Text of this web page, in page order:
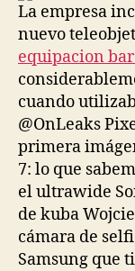
La empresa
nuevo
equipacion
cuando
@OnLeaks
primera
7: lo que
el ultrawide
de kuba
cámara de
Samsung que